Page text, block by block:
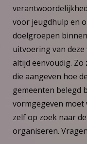
voor jeugdhulp en
doelgroepen
uitvoering van
altijd eenvoudig.
die aangeven hoe
gemeenten belegd
vormgegeven moet
zelf op zoek naar
organiseren.